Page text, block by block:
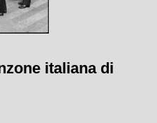
italiana di